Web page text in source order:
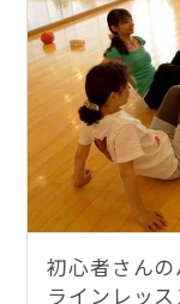
初心者さん
ラインレッス